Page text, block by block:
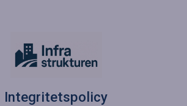
Integritetspolicy